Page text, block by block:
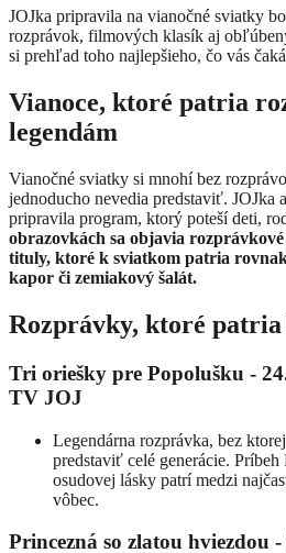
JOJka pripravila na vianočné sviatky
rozprávok, filmových klasík aj
si prehľad toho najlepšieho, čo vás
Vianoce, ktoré patria
legendám
Vianočné sviatky si mnohí bez
jednoducho nevedia predstaviť. JOJka
pripravila program, ktorý poteší deti,
obrazovkách sa objavia
tituly, ktoré k sviatkom patria
kapor či zemiakový šalát.
Rozprávky, ktoré
Tri oriešky pre Popolušku -
TV JOJ
Legendárna rozprávka, bez
predstaviť celé generácie.
osudovej lásky patrí medzi
vôbec.
Princezná so zlatou hviezdou -